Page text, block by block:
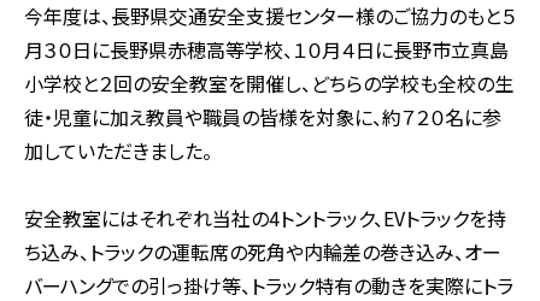
今年度は、長野県交通安全支援センター様のご協力のもと５
月３０日に長野県赤穂高等学校、１０月４日に長野市立真島
小学校と２回の安全教室を開催し、どちらの学校も全校の生
徒・児童に加え教員や職員の皆様を対象に、約７２０名に参
加していただきました。
安全教室にはそれぞれ当社の4トントラック、EVトラックを持
ち込み、トラックの運転席の死角や内輪差の巻き込み、オー
バーハングでの引っ掛け等、トラック特有の動きを実際にトラ